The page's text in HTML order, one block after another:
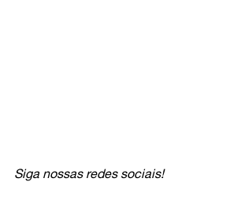
Siga nossas redes sociais!